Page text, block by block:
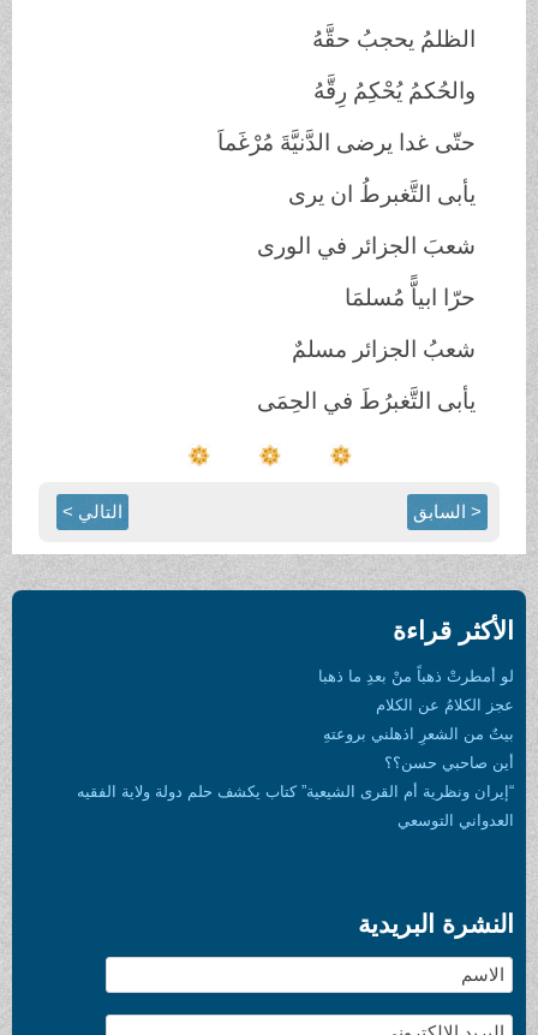
الظلمُ يحجبُ حقَّهُ
والحُكمُ يُحْكِمُ رِقَّهُ
حتّى غدا يرضى الدَّنيَّةَ مُرْغَماَ
يأبى التَّغبرطُ ان يرى
شعبَ الجزائر في الورى
حرّا ابياًّ مُسلمَا
شعبُ الجزائر مسلمٌ
يأبى التَّغبرُطَ في الحِمَى
< السابق التالي >
الأكثر قراءة
لو أمطرتْ ذهباً منْ بعدِ ما ذهبا
عجز الكلامُ عن الكلام
بيتٌ من الشعرِ اذهلني بروعتهِ
أين صاحبي حسن؟؟
“إيران ونظرية أم القرى الشيعية” كتاب يكشف حلم دولة ولاية الفقيه
العدواني التوسعي
النشرة البريدية